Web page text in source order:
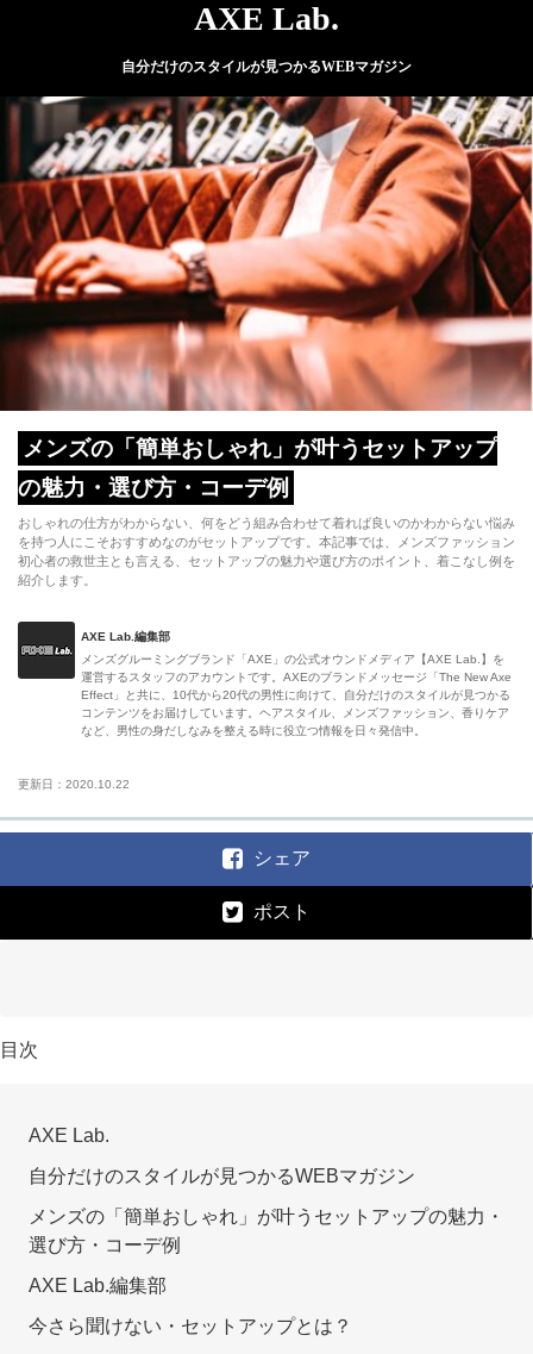
AXE Lab.
自分だけのスタイルが見つかるWEBマガジン
メンズの「簡単おしゃれ」が叶うセットアップ
の魅力・選び方・コーデ例
おしゃれの仕方がわからない、何をどう組み合わせて着れば良いのかわからない悩み
を持つ人にこそおすすめなのがセットアップです。本記事では、メンズファッション
初心者の救世主とも言える、セットアップの魅力や選び方のポイント、着こなし例を
紹介します。
AXE Lab.編集部
メンズグルーミングブランド「AXE」の公式オウンドメディア【AXE Lab.】を
運営するスタッフのアカウントです。AXEのブランドメッセージ「The New Axe
Effect」と共に、10代から20代の男性に向けて、自分だけのスタイルが見つかる
コンテンツをお届けしています。ヘアスタイル、メンズファッション、香りケア
など、男性の身だしなみを整える時に役立つ情報を日々発信中。
更新日：2020.10.22
シェア
ポスト
目次
AXE Lab.
自分だけのスタイルが見つかるWEBマガジン
メンズの「簡単おしゃれ」が叶うセットアップの魅力・
選び方・コーデ例
AXE Lab.編集部
今さら聞けない・セットアップとは？